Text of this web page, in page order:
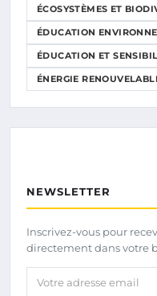
ÉCOSYSTÈMES ET
ÉDUCATION
ÉDUCATION ET
ÉNERGIE
NEWSLETTER
Inscrivez-vous pour
directement dans votre
Votre adresse email